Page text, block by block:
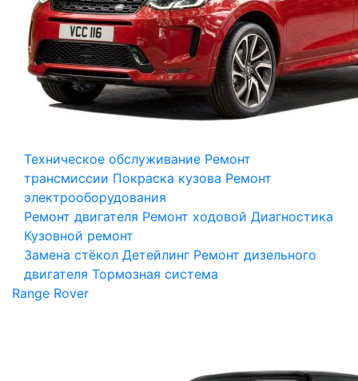
Техническое обслуживание Ремонт
трансмиссии Покраска кузова Ремонт
электрооборудования
Ремонт двигателя Ремонт ходовой Диагностика
Кузовной ремонт
Замена стёкол Детейлинг Ремонт дизельного
двигателя Тормозная система
Range Rover